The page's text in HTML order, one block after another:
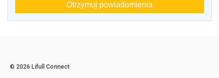
Otrzymuj powiadomienia
© 2026 Lifull Connect